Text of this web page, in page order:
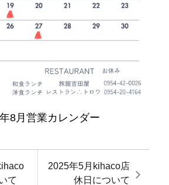
8月営業カレンダー
て
2025年5月kihaco店
休日について